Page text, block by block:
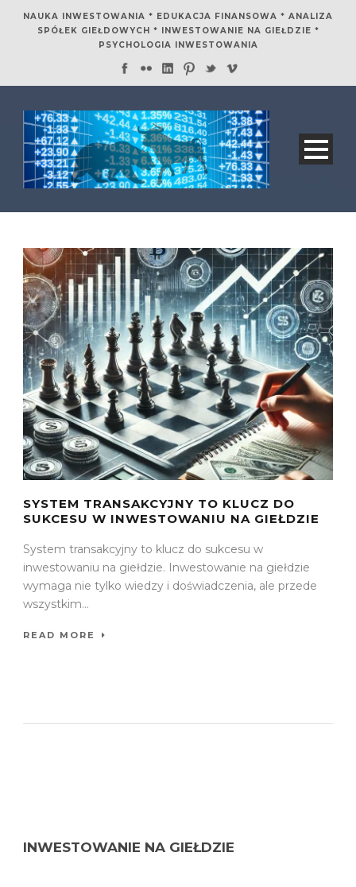
NAUKA INWESTOWANIA * EDUKACJA FINANSOWA * ANALIZA
SPÓŁEK GIEŁDOWYCH * INWESTOWANIE NA GIEŁDZIE *
PSYCHOLOGIA INWESTOWANIA
SYSTEM TRANSAKCYJNY TO KLUCZ DO
SUKCESU W INWESTOWANIU NA GIEŁDZIE
System transakcyjny to klucz do sukcesu w
inwestowaniu na giełdzie. Inwestowanie na giełdzie
wymaga nie tylko wiedzy i doświadczenia, ale przede
wszystkim...
READ MORE
INWESTOWANIE NA GIEŁDZIE